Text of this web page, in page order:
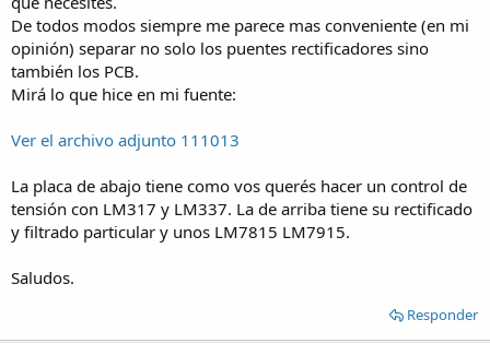
De todos modos siempre me parece mas conveniente (en mi
opinión) separar no solo los puentes rectificadores sino
también los PCB.
Mirá lo que hice en mi fuente:
Ver el archivo adjunto 111013
La placa de abajo tiene como vos querés hacer un control de
tensión con LM317 y LM337. La de arriba tiene su rectificado
y filtrado particular y unos LM7815 LM7915.
Saludos.
Responder